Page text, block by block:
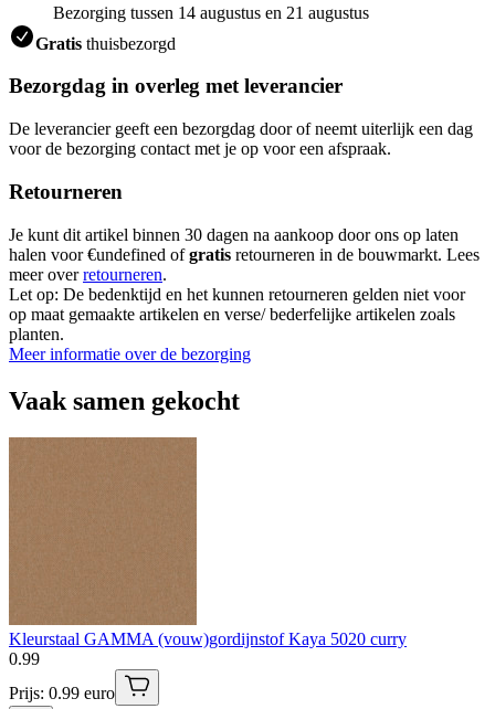
Bezorging tussen 14 augustus en 21 augustus
Gratis thuisbezorgd
Bezorgdag in overleg met leverancier
De leverancier geeft een bezorgdag door of neemt uiterlijk een dag
voor de bezorging contact met je op voor een afspraak.
Retourneren
Je kunt dit artikel binnen 30 dagen na aankoop door ons op laten
halen voor €undefined ofgratis retourneren in de bouwmarkt. Lees
meer overretourneren.
Let op: De bedenktijd en het kunnen retourneren gelden niet voor
op maat gemaakte artikelen en verse/ bederfelijke artikelen zoals
planten.
Meer informatie over de bezorging
Vaak samen gekocht
Kleurstaal GAMMA (vouw)gordijnstof Kaya 5020 curry
0.99
Prijs: 0.99 euro